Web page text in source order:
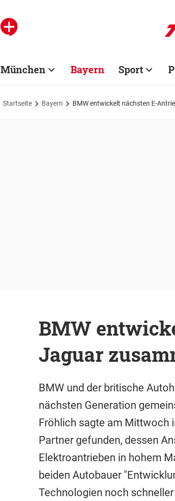
München Bayern Sport
Startseite Bayern BMW entwickelt nächsten E-
BMW
Jaguar
BMW und der britische
nächsten Generation
Fröhlich sagte am Mittwoch
Partner gefunden, dessen
Elektroantrieben in hohem
beiden Autobauer
Technologien noch